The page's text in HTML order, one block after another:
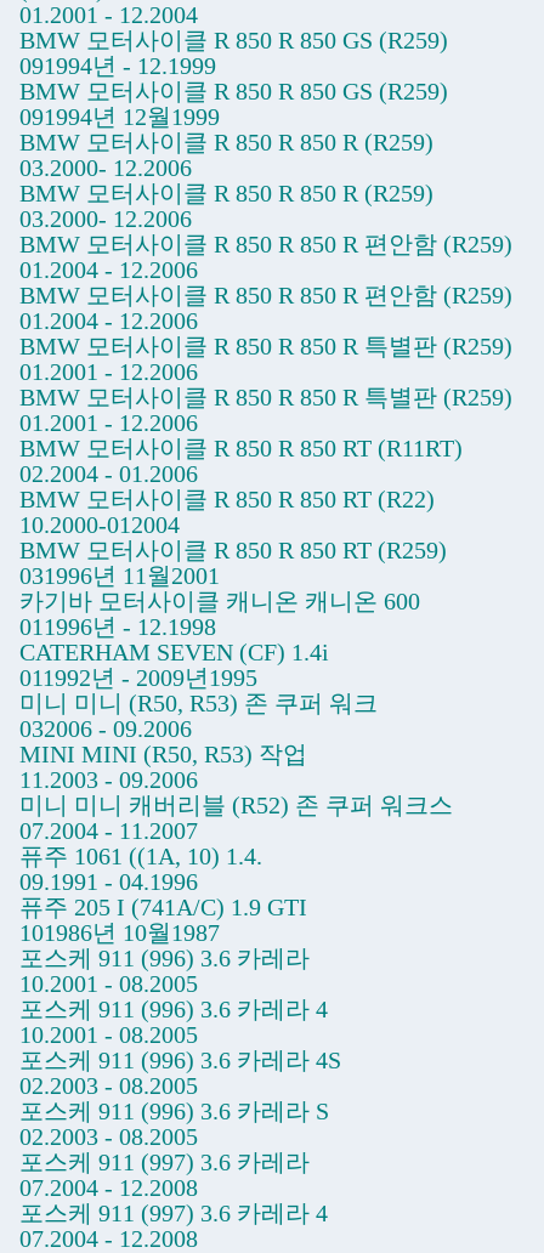
01.2001 - 12.2004
BMW 모터사이클 R 850 R 850 GS (R259)
091994년 - 12.1999
BMW 모터사이클 R 850 R 850 GS (R259)
091994년 12월1999
BMW 모터사이클 R 850 R 850 R (R259)
03.2000- 12.2006
BMW 모터사이클 R 850 R 850 R (R259)
03.2000- 12.2006
BMW 모터사이클 R 850 R 850 R 편안함 (R259)
01.2004 - 12.2006
BMW 모터사이클 R 850 R 850 R 편안함 (R259)
01.2004 - 12.2006
BMW 모터사이클 R 850 R 850 R 특별판 (R259)
01.2001 - 12.2006
BMW 모터사이클 R 850 R 850 R 특별판 (R259)
01.2001 - 12.2006
BMW 모터사이클 R 850 R 850 RT (R11RT)
02.2004 - 01.2006
BMW 모터사이클 R 850 R 850 RT (R22)
10.2000-012004
BMW 모터사이클 R 850 R 850 RT (R259)
031996년 11월2001
카기바 모터사이클 캐니온 캐니온 600
011996년 - 12.1998
CATERHAM SEVEN (CF) 1.4i
011992년 - 2009년1995
미니 미니 (R50, R53) 존 쿠퍼 워크
032006 - 09.2006
MINI MINI (R50, R53) 작업
11.2003 - 09.2006
미니 미니 캐버리블 (R52) 존 쿠퍼 워크스
07.2004 - 11.2007
퓨주 1061 ((1A, 10) 1.4.
09.1991 - 04.1996
퓨주 205 I (741A/C) 1.9 GTI
101986년 10월1987
포스케 911 (996) 3.6 카레라
10.2001 - 08.2005
포스케 911 (996) 3.6 카레라 4
10.2001 - 08.2005
포스케 911 (996) 3.6 카레라 4S
02.2003 - 08.2005
포스케 911 (996) 3.6 카레라 S
02.2003 - 08.2005
포스케 911 (997) 3.6 카레라
07.2004 - 12.2008
포스케 911 (997) 3.6 카레라 4
07.2004 - 12.2008